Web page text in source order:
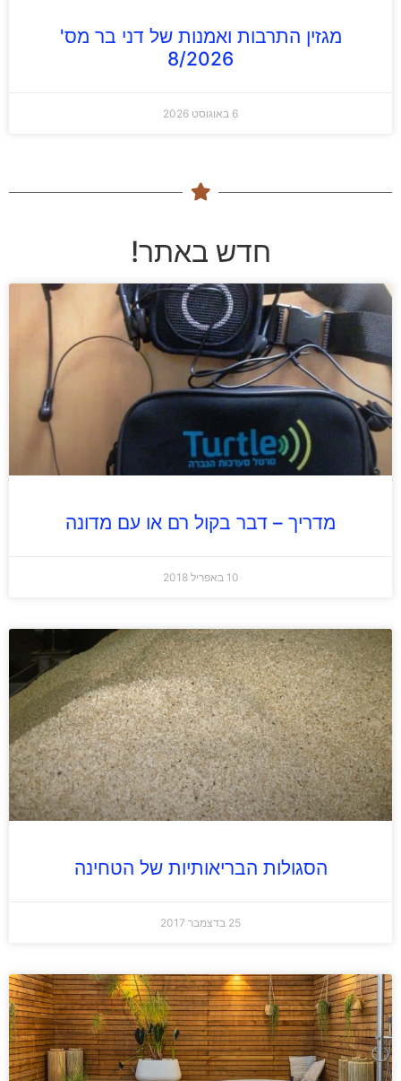
מגזין התרבות ואמנות של דני בר מס'
8/2026
6 באוגוסט 2026
חדש באתר!
מדריך – דבר בקול רם או עם מדונה
10 באפריל 2018
הסגולות הבריאותיות של הטחינה
25 בדצמבר 2017